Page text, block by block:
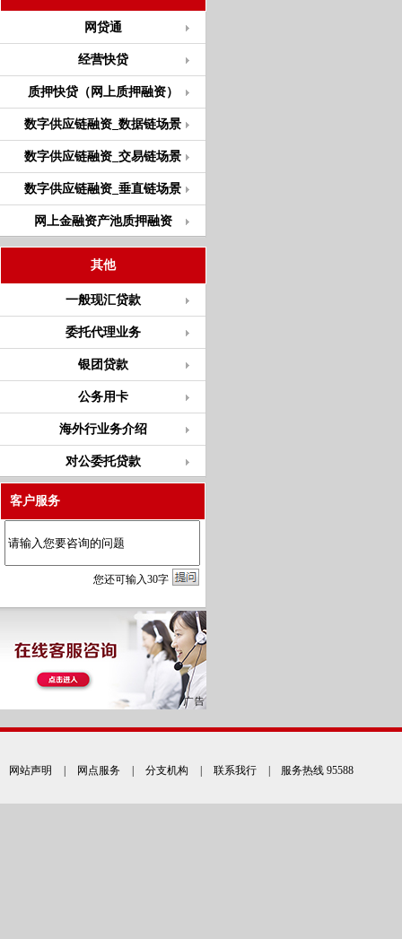
网贷通
经营快贷
质押快贷（网上质押融资）
数字供应链融资_数据链场景
数字供应链融资_交易链场景
数字供应链融资_垂直链场景
网上金融资产池质押融资
其他
一般现汇贷款
委托代理业务
银团贷款
公务用卡
海外行业务介绍
对公委托贷款
客户服务
您还可输入30字
网站声明 网点服务 分支机构 联系我行 | 服务热线 95588